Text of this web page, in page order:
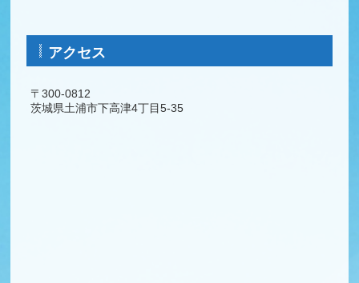
アクセス
〒300-0812
茨城県土浦市下高津4丁目5-35